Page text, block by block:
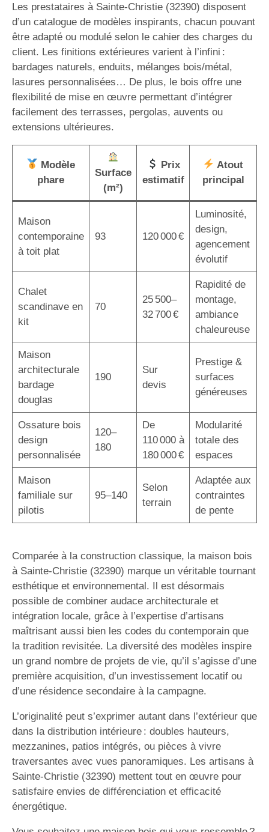
Les prestataires à Sainte-Christie (32390) disposent
d’un catalogue de modèles inspirants, chacun pouvant
être adapté ou modulé selon le cahier des charges du
client. Les finitions extérieures varient à l’infini :
bardages naturels, enduits, mélanges bois/métal,
lasures personnalisées… De plus, le bois offre une
flexibilité de mise en œuvre permettant d’intégrer
facilement des terrasses, pergolas, auvents ou
extensions ultérieures.
Modèle
phare
Surface
(m²)
Prix
estimatif
Atout
principal
Maison
contemporaine
à toit plat
93 120 000 €
Luminosité,
design,
agencement
évolutif
Chalet
scandinave en
kit
70
25 500–
32 700 €
Rapidité de
montage,
ambiance
chaleureuse
Maison
architecturale
bardage
douglas
190
Sur
devis
Prestige &
surfaces
généreuses
Ossature bois
design
personnalisée
120–
180
De
110 000 à
180 000 €
Modularité
totale des
espaces
Maison
familiale sur
pilotis
95–140
Selon
terrain
Adaptée aux
contraintes
de pente
Comparée à la construction classique, la maison bois
à Sainte-Christie (32390) marque un véritable tournant
esthétique et environnemental. Il est désormais
possible de combiner audace architecturale et
intégration locale, grâce à l’expertise d’artisans
maîtrisant aussi bien les codes du contemporain que
la tradition revisitée. La diversité des modèles inspire
un grand nombre de projets de vie, qu’il s’agisse d’une
première acquisition, d’un investissement locatif ou
d’une résidence secondaire à la campagne.
L’originalité peut s’exprimer autant dans l’extérieur que
dans la distribution intérieure : doubles hauteurs,
mezzanines, patios intégrés, ou pièces à vivre
traversantes avec vues panoramiques. Les artisans à
Sainte-Christie (32390) mettent tout en œuvre pour
satisfaire envies de différenciation et efficacité
énergétique.